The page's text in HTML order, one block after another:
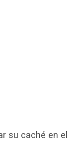
su caché en el